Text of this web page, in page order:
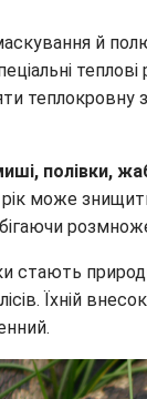
й
теплові
теплокровну
полівки,
рік може
стають
Їхній